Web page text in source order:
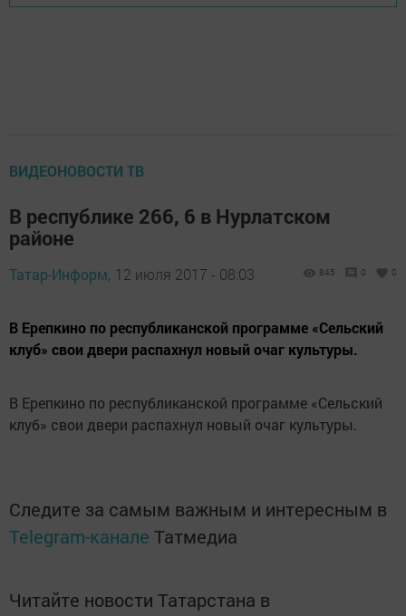
ВИДЕОНОВОСТИ ТВ
В республике 266, 6 в Нурлатском
районе
Татар-Информ, 12 июля 2017 - 08:03 845 0 0
В Ерепкино по республиканской программе «Сельский
клуб» свои двери распахнул новый очаг культуры.
В Ерепкино по республиканской программе «Сельский
клуб» свои двери распахнул новый очаг культуры.
Следите за самым важным и интересным в
Telegram-канале Татмедиа
Читайте новости Татарстана в